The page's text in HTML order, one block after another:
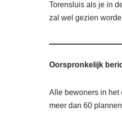
Torensluis als je in
zal wel gezien
Oorspronkelijk
Alle bewoners in het
meer dan 60